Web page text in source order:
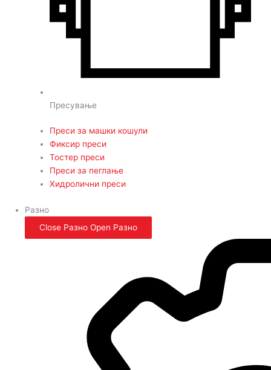
Пресување
Преси за машки кошули
Фиксир преси
Тостер преси
Преси за пеглање
Хидролични преси
Разно
Close Разно Open Разно